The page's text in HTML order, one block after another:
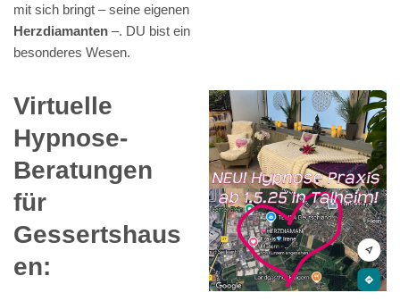
mit sich bringt – seine eigenen
Herzdiamanten –. DU bist ein
besonderes Wesen.
Virtuelle
Hypnose-
Beratungen
für
Gessertshaus
en: